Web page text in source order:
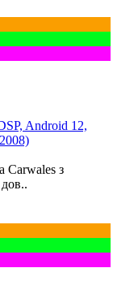
Android 12,
Carwales з